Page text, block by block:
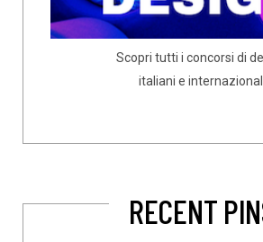
Scopri tutti i concorsi di
italiani e
RECENT